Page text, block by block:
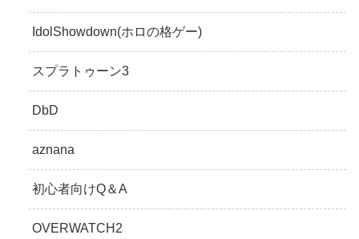
IdolShowdown(ホロの格ゲー)
スプラトゥーン3
DbD
aznana
初心者向けQ＆A
OVERWATCH2